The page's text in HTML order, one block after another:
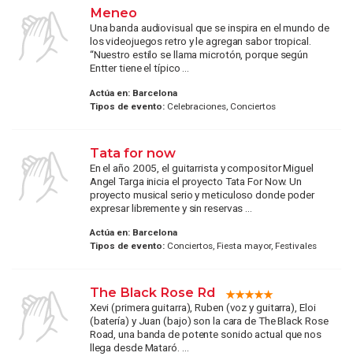
Meneo
Una banda audiovisual que se inspira en el mundo de
los videojuegos retro y le agregan sabor tropical.
“Nuestro estilo se llama microtón, porque según
Entter tiene el típico ...
Actúa en: Barcelona
Tipos de evento:Celebraciones, Conciertos
Tata for now
En el año 2005, el guitarrista y compositor Miguel
Angel Targa inicia el proyecto Tata For Now. Un
proyecto musical serio y meticuloso donde poder
expresar libremente y sin reservas ...
Actúa en: Barcelona
Tipos de evento:Conciertos, Fiesta mayor, Festivales
The Black Rose Rd
Xevi (primera guitarra), Ruben (voz y guitarra), Eloi
(batería) y Juan (bajo) son la cara de The Black Rose
Road, una banda de potente sonido actual que nos
llega desde Mataró. ...